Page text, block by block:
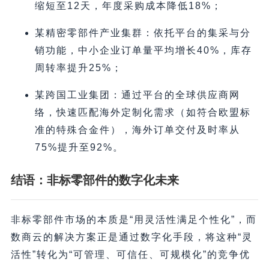
缩短至12天，年度采购成本降低18%；
某精密零部件产业集群：依托平台的集采与分
销功能，中小企业订单量平均增长40%，库存
周转率提升25%；
某跨国工业集团：通过平台的全球供应商网
络，快速匹配海外定制化需求（如符合欧盟标
准的特殊合金件），海外订单交付及时率从
75%提升至92%。
结语：非标零部件的数字化未来
非标零部件市场的本质是“用灵活性满足个性化”，而
数商云的解决方案正是通过数字化手段，将这种“灵
活性”转化为“可管理、可信任、可规模化”的竞争优